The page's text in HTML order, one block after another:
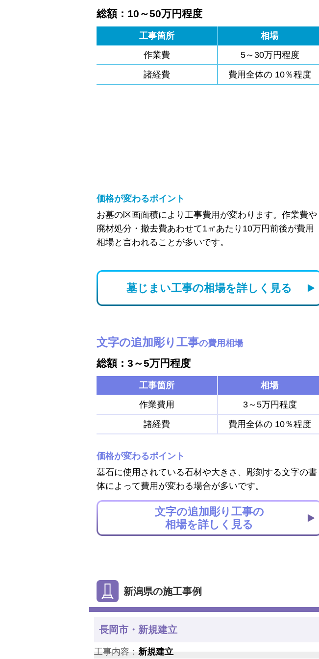
総額：10～50万円程度
工事箇所
相場
作業費
5～30万円程度
諸経費
費用全体の 10％程度
価格が変わるポイント
お墓の区画面積により工事費用が変わります。作業費や
廃材処分・撤去費あわせて1㎡あたり10万円前後が費用
相場と言われることが多いです。
墓じまい工事の相場を詳しく見る
文字の追加彫り工事の費用相場
総額：3～5万円程度
工事箇所
相場
作業費用
3～5万円程度
諸経費
費用全体の 10％程度
価格が変わるポイント
墓石に使用されている石材や大きさ、彫刻する文字の書
体によって費用が変わる場合が多いです。
文字の追加彫り工事の
相場を詳しく見る
新潟県の施工事例
長岡市・新規建立
工事内容： 新規建立